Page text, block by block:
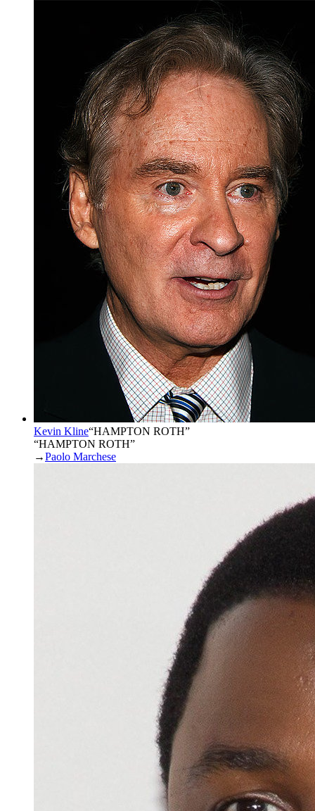
Kevin Kline“HAMPTON ROTH”
“HAMPTON ROTH”
→Paolo Marchese